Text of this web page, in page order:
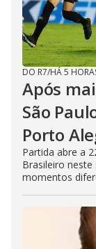
DO R7/HÁ 5
Após
São
Porto
Partida abre a
Brasileiro neste
momentos